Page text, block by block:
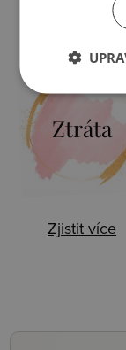
Zjistit více
Ztráta
Zjistit více